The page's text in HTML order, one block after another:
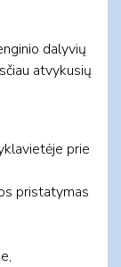
dalyvių
atvykusių
prie
pristatymas